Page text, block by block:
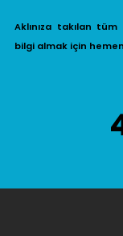
Aklınıza takılan
bilgi almak için